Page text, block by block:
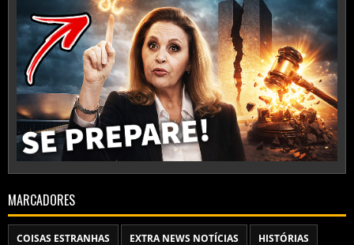
MARCADORES
COISAS ESTRANHAS EXTRA NEWS NOTÍCIAS HISTÓRIAS